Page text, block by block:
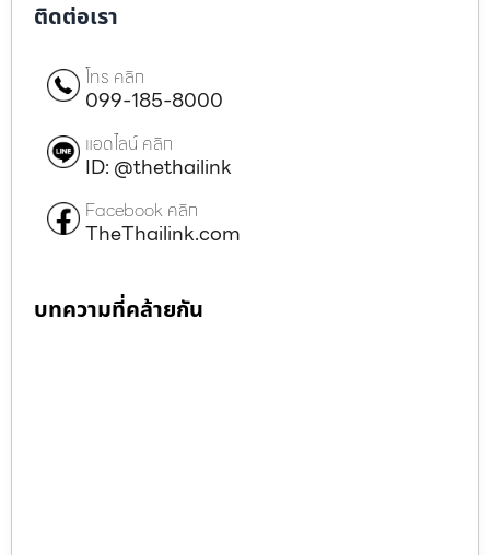
ติดต่อเรา
โทร คลิก
099-185-8000
แอดไลน์ คลิก
ID: @thethailink
Facebook คลิก
TheThailink.com
บทความที่คล้ายกัน